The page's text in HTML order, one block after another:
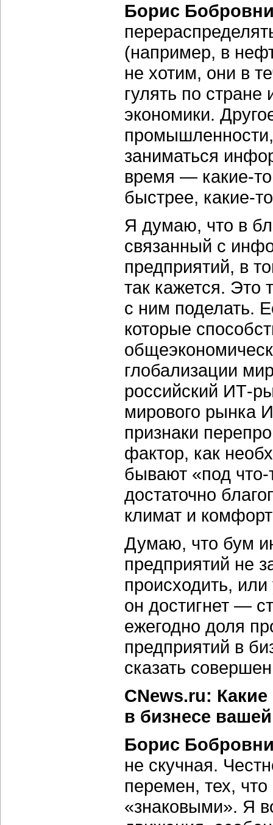
Борис
(например, в
не хотим, они в
гулять по
экономики.
заниматься
время — какие-
быстрее, какие-
Я думаю, что в
связанный с
предприятий, в
так кажется. Это
с ним поделать.
которые
глобализации
российский ИТ-
мирового рынка
признаки
фактор, как
бывают «под что-
достаточно
климат и
Думаю, что бум
предприятий не
происходить,
он достигнет —
ежегодно доля
предприятий в
сказать
CNews.ru:
в бизнесе
Борис
не скучная.
перемен, тех,
«знаковыми». Я